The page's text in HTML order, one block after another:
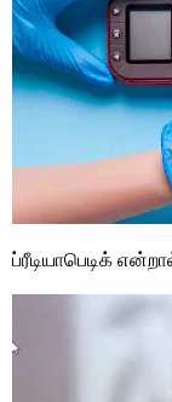
ப்ரீடியாபெடிக்